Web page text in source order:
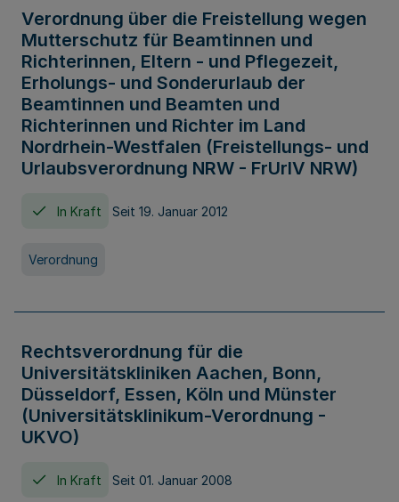
Verordnung über die Freistellung wegen
Mutterschutz für Beamtinnen und
Richterinnen, Eltern - und Pflegezeit,
Erholungs- und Sonderurlaub der
Beamtinnen und Beamten und
Richterinnen und Richter im Land
Nordrhein-Westfalen (Freistellungs- und
Urlaubsverordnung NRW - FrUrlV NRW)
In Kraft Seit 19. Januar 2012
Verordnung
Rechtsverordnung für die
Universitätskliniken Aachen, Bonn,
Düsseldorf, Essen, Köln und Münster
(Universitätsklinikum-Verordnung -
UKVO)
In Kraft Seit 01. Januar 2008